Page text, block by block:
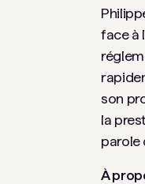
face à
son
la
parole
À